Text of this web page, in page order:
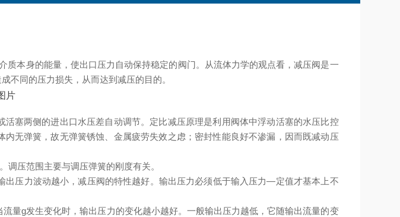
质本身的能量，使出口压力自动保持稳定的阀门。从流体力学的观点看，减压阀是一
不同的压力损失，从而达到减压的目的。
塞两侧的进出口水压差自动调节。定比减压原理是利用阀体中浮动活塞的水压比控
无弹簧，故无弹簧锈蚀、金属疲劳失效之虑；密封性能良好不渗漏，因而既减动压
调压范围主要与调压弹簧的刚度有关。
压力波动越小，减压阀的特性越好。输出压力必须低于输入压力—定值才基本上不
量g发生变化时，输出压力的变化越小越好。一般输出压力越低，它随输出流量的变